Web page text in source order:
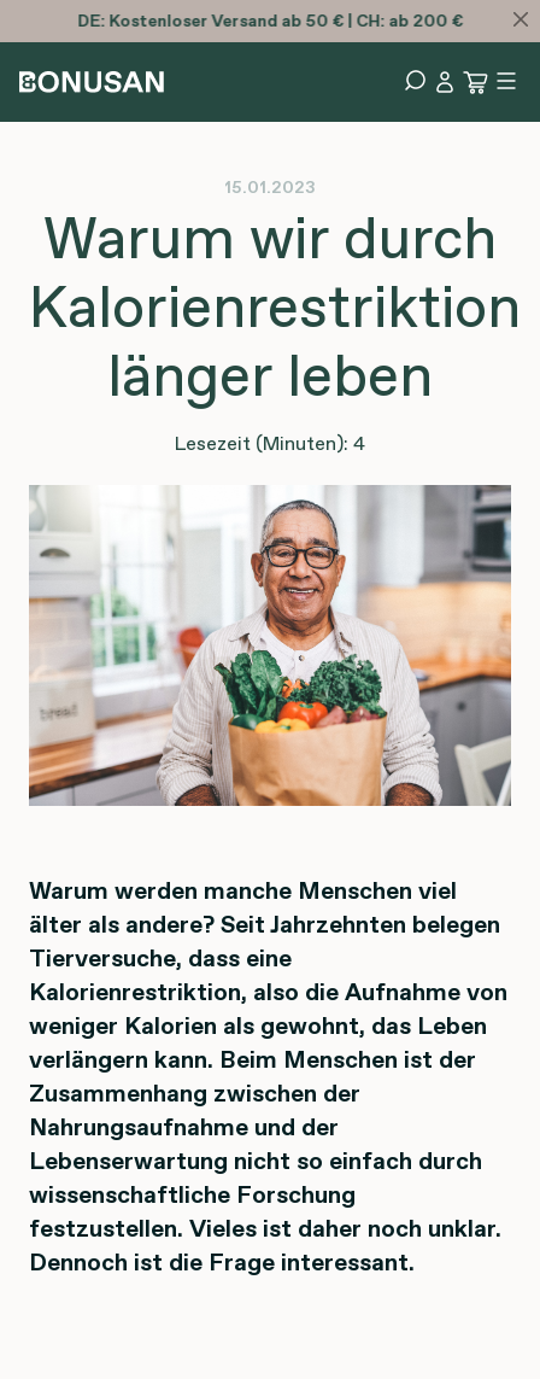
DE: KostenloserVersand ab 50 € | CH: ab 200 €
15.01.2023
Warum wir durch
Kalorienrestriktion
länger leben
Lesezeit (Minuten): 4
Warum werden manche Menschen viel
älter als andere? Seit Jahrzehnten belegen
Tierversuche, dass eine
Kalorienrestriktion, also die Aufnahme von
weniger Kalorien als gewohnt, das Leben
verlängern kann. Beim Menschen ist der
Zusammenhang zwischen der
Nahrungsaufnahme und der
Lebenserwartung nicht so einfach durch
wissenschaftliche Forschung
festzustellen. Vieles ist daher noch unklar.
Dennoch ist die Frage interessant.